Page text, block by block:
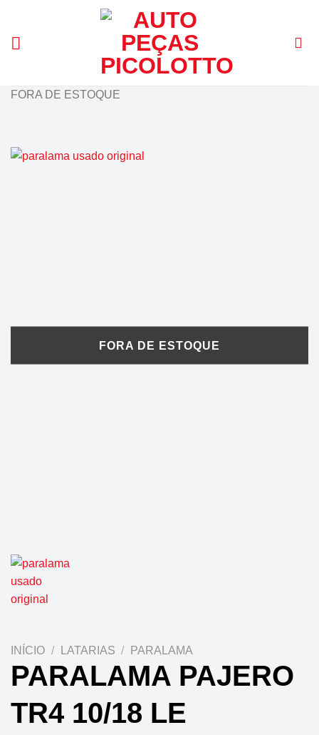
FORA DE ESTOQUE
INÍCIO / LATARIAS / PARALAMA
PARALAMA PAJERO
TR4 10/18 LE